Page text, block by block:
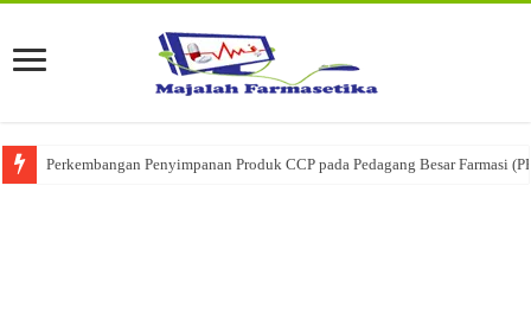
Perkembangan Penyimpanan Produk CCP pada Pedagang Besar Farmasi